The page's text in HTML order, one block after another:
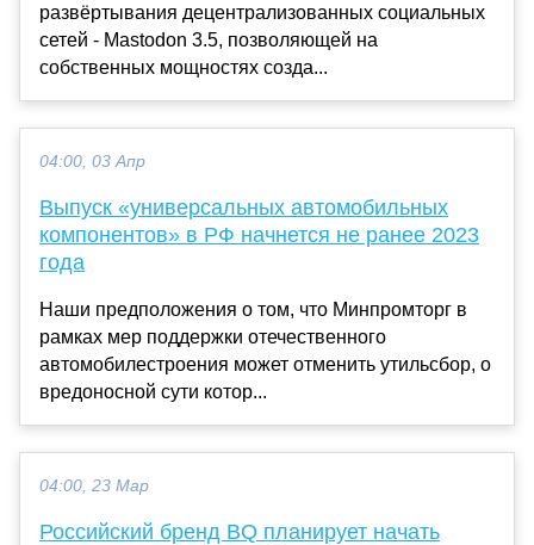
развёртывания децентрализованных социальных
сетей - Mastodon 3.5, позволяющей на
собственных мощностях созда...
04:00, 03 Апр
Выпуск «универсальных автомобильных
компонентов» в РФ начнется не ранее 2023
года
Наши предположения о том, что Минпромторг в
рамках мер поддержки отечественного
автомобилестроения может отменить утильсбор, о
вредоносной сути котор...
04:00, 23 Мар
Российский бренд BQ планирует начать